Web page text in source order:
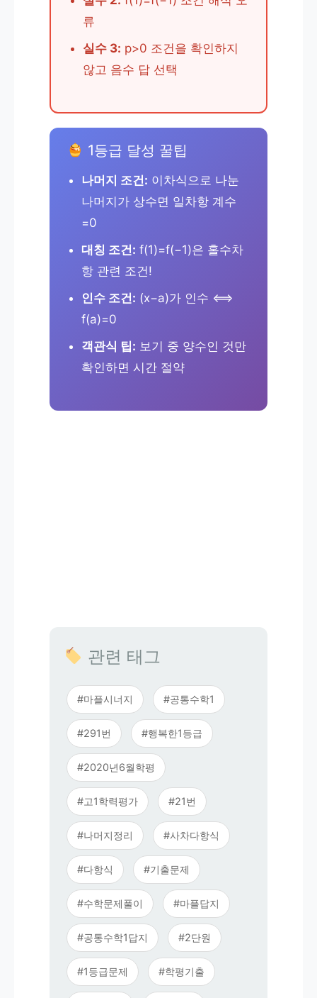
류
실수 3: p>0 조건을 확인하지
않고 음수 답 선택
1등급 달성 꿀팁
나머지 조건: 이차식으로 나눈
나머지가 상수면 일차항 계수
=0
대칭 조건: f(1)=f(−1)은 홀수차
항 관련 조건!
인수 조건: (x−a)가 인수 ⟺
f(a)=0
객관식 팁: 보기 중 양수인 것만
확인하면 시간 절약
관련 태그
#마플시너지 #공통수학1
#291번 #행복한1등급
#2020년6월학평
#고1학력평가 #21번
#나머지정리 #사차다항식
#다항식 #기출문제
#수학문제풀이 #마플답지
#공통수학1답지 #2단원
#1등급문제 #학평기출